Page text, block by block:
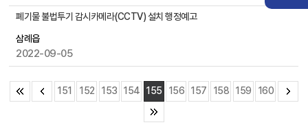
폐기물 불법투기 감시카메라(CCTV) 설치 행정예고
삼례읍
2022-09-05
151 152 153 154 155 156 157 158 159 160